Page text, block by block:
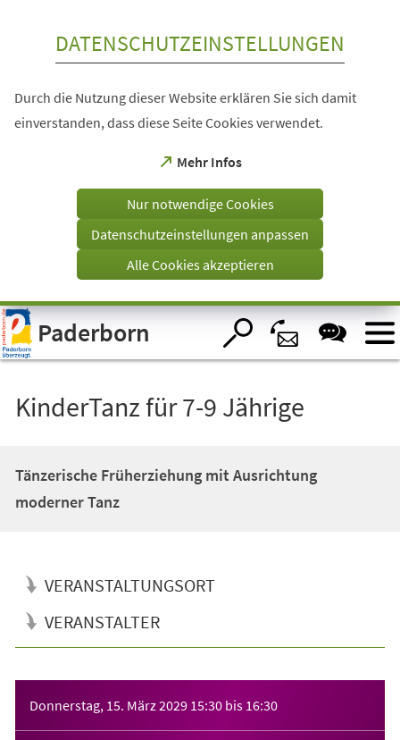
Visuelle
Assistenzsoftware
öffnen.
DATENSCHUTZEINSTELLUNGEN
Durch die Nutzung dieser Website erklären Sie sich damit
einverstanden, dass diese Seite Cookies verwendet.
Mehr Infos
(Öffnet
einem
Tab)
Nur notwendige Cookies
Datenschutzeinstellungen anpassen
Alle Cookies akzeptieren
Paderborn
KinderTanz für 7-9 Jährige
Tänzerische Früherziehung mit Ausrichtung
moderner Tanz
VERANSTALTUNGSORT
VERANSTALTER
Donnerstag, 15. März 2029 15:30 bis 16:30